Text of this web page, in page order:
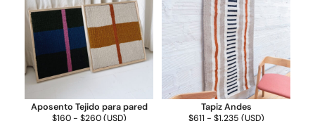
Aposento Tejido para pared
$160 - $260(USD)
Tapiz Andes
$611 - $1.235 (USD)